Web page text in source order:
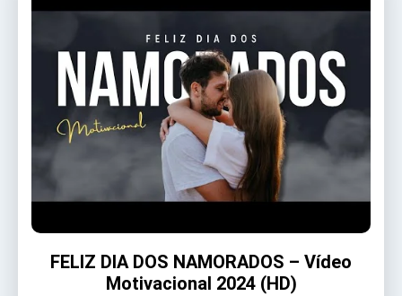
FELIZ DIA DOS NAMORADOS – Vídeo
Motivacional 2024 (HD)